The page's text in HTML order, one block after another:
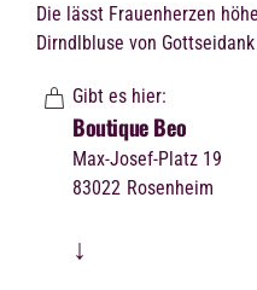
Die lässt Frauenherzen
Dirndlbluse von
Gibt es hier:
Boutique Beo
Max-Josef-Platz 19
83022 Rosenheim
↓